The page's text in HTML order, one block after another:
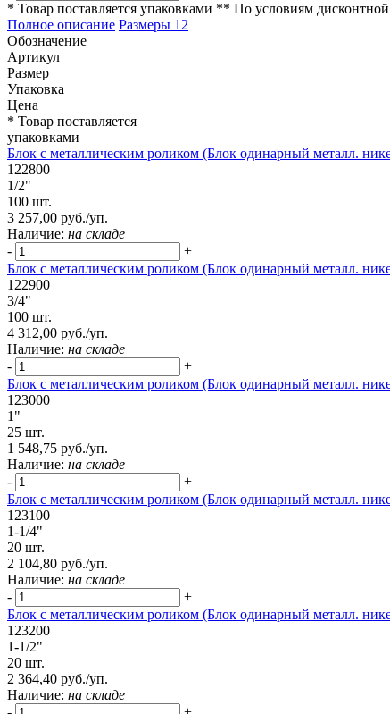
* Товар поставляется упаковками ** По условиям
Полное описание Размеры 12
Обозначение
Артикул
Размер
Упаковка
Цена
* Товар поставляется
упаковками
Блок с металлическим роликом (Блок одинарный металл.
122800
1/2"
100 шт.
3 257,00 руб./уп.
Наличие: на складе
-
+
Блок с металлическим роликом (Блок одинарный металл.
122900
3/4"
100 шт.
4 312,00 руб./уп.
Наличие: на складе
-
+
Блок с металлическим роликом (Блок одинарный металл.
123000
1"
25 шт.
1 548,75 руб./уп.
Наличие: на складе
-
+
Блок с металлическим роликом (Блок одинарный металл.
123100
1-1/4"
20 шт.
2 104,80 руб./уп.
Наличие: на складе
-
+
Блок с металлическим роликом (Блок одинарный металл.
123200
1-1/2"
20 шт.
2 364,40 руб./уп.
Наличие: на складе